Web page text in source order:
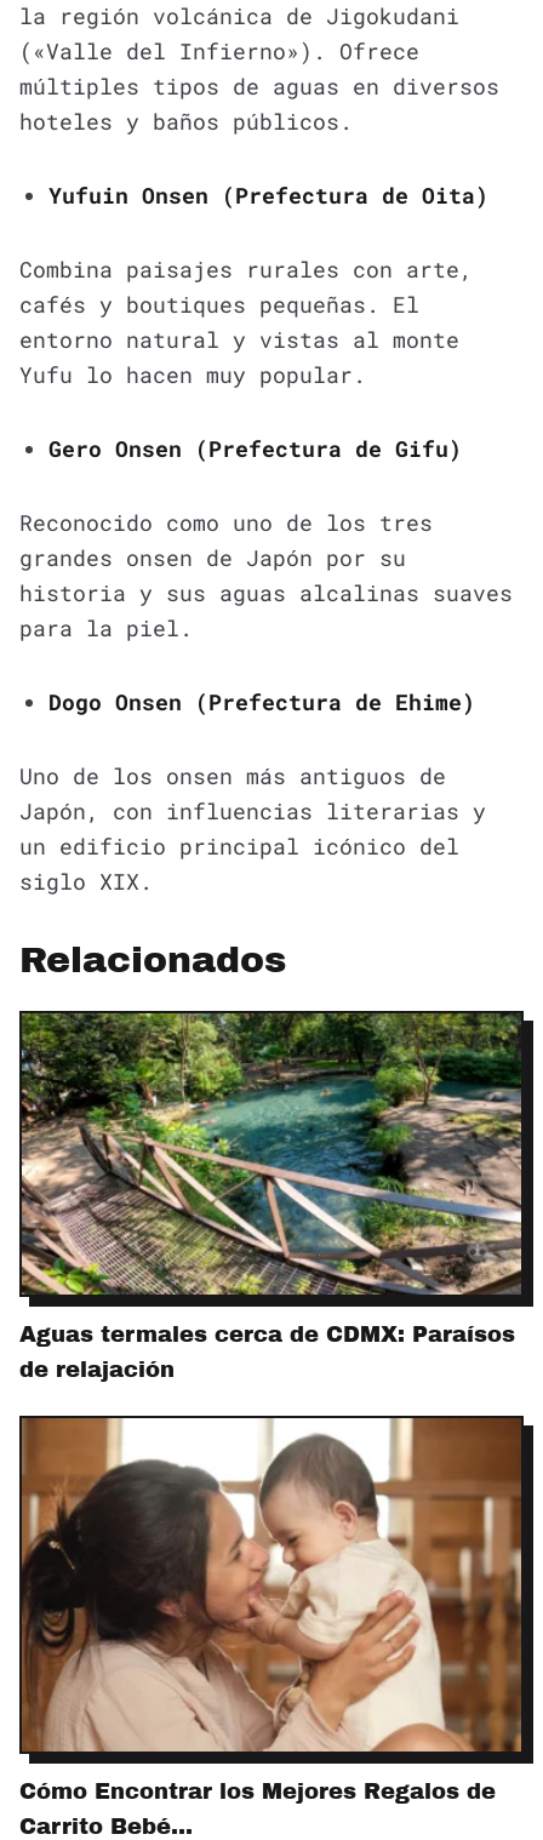
la región volcánica de Jigokudani
(«Valle del Infierno»). Ofrece
múltiples tipos de aguas en diversos
hoteles y baños públicos.
Yufuin Onsen (Prefectura de Oita)
Combina paisajes rurales con arte,
cafés y boutiques pequeñas. El
entorno natural y vistas al monte
Yufu lo hacen muy popular.
Gero Onsen (Prefectura de Gifu)
Reconocido como uno de los tres
grandes onsen de Japón por su
historia y sus aguas alcalinas suaves
para la piel.
Dogo Onsen (Prefectura de Ehime)
Uno de los onsen más antiguos de
Japón, con influencias literarias y
un edificio principal icónico del
siglo XIX.
Relacionados
Aguas termales cerca de CDMX: Paraísos
de relajación
Cómo Encontrar los Mejores Regalos de
Carrito Bebé…